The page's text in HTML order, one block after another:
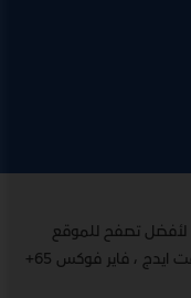
للموقع يدعم الموقع متصفحات مايكروسوفت ايدج ، فاير فوكس 65+